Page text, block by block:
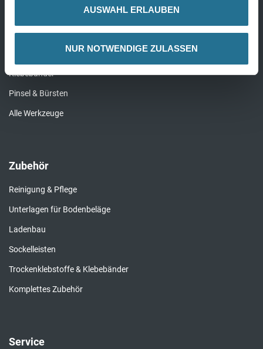
AUSWAHL ERLAUBEN
NUR NOTWENDIGE ZULASSEN
Bodenleger Werkzeug
Rollen & Walzen
Klebebänder
Pinsel & Bürsten
Alle Werkzeuge
Zubehör
Reinigung & Pflege
Unterlagen für Bodenbeläge
Ladenbau
Sockelleisten
Trockenklebstoffe & Klebebänder
Komplettes Zubehör
Service